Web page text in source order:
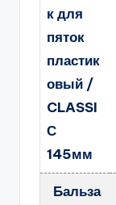
к для
пяток
пластик
овый /
CLASSI
С
145мм
Бальза